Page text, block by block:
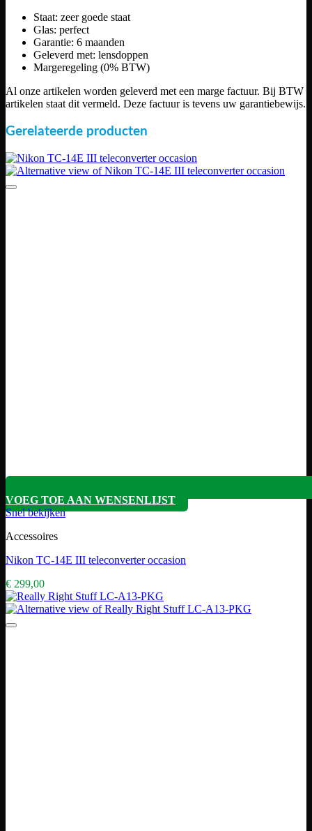
Staat: zeer goede staat
Glas: perfect
Garantie: 6 maanden
Geleverd met: lensdoppen
Margeregeling (0% BTW)
Al onze artikelen worden geleverd met een marge factuur. Bij BTW
artikelen staat dit vermeld. Deze factuur is tevens uw garantiebewijs.
Gerelateerde producten
VOEG TOE AAN WENSENLIJST
Snel bekijken
Accessoires
Nikon TC-14E III teleconverter occasion
€ 299,00